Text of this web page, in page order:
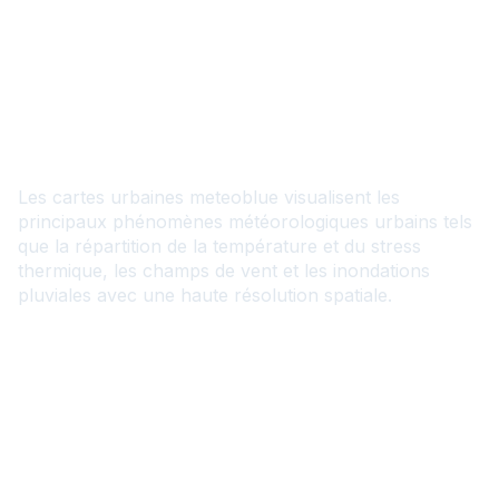
Les cartes urbaines meteoblue visualisent les
principaux phénomènes météorologiques urbains tels
que la répartition de la température et du stress
thermique, les champs de vent et les inondations
pluviales avec une haute résolution spatiale.